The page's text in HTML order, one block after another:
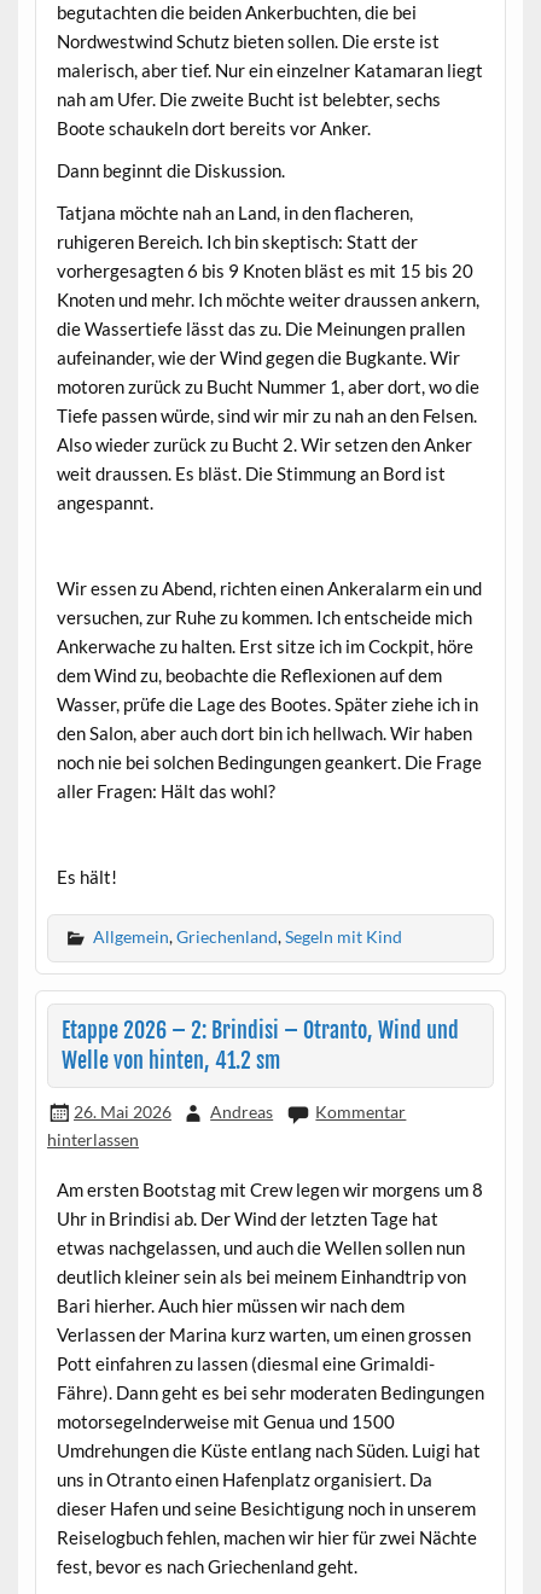
begutachten die beiden Ankerbuchten, die bei
Nordwestwind Schutz bieten sollen. Die erste ist
malerisch, aber tief. Nur ein einzelner Katamaran liegt
nah am Ufer. Die zweite Bucht ist belebter, sechs
Boote schaukeln dort bereits vor Anker.
Dann beginnt die Diskussion.
Tatjana möchte nah an Land, in den flacheren,
ruhigeren Bereich. Ich bin skeptisch: Statt der
vorhergesagten 6 bis 9 Knoten bläst es mit 15 bis 20
Knoten und mehr. Ich möchte weiter draussen ankern,
die Wassertiefe lässt das zu. Die Meinungen prallen
aufeinander, wie der Wind gegen die Bugkante. Wir
motoren zurück zu Bucht Nummer 1, aber dort, wo die
Tiefe passen würde, sind wir mir zu nah an den Felsen.
Also wieder zurück zu Bucht 2. Wir setzen den Anker
weit draussen. Es bläst. Die Stimmung an Bord ist
angespannt.
Wir essen zu Abend, richten einen Ankeralarm ein und
versuchen, zur Ruhe zu kommen. Ich entscheide mich
Ankerwache zu halten. Erst sitze ich im Cockpit, höre
dem Wind zu, beobachte die Reflexionen auf dem
Wasser, prüfe die Lage des Bootes. Später ziehe ich in
den Salon, aber auch dort bin ich hellwach. Wir haben
noch nie bei solchen Bedingungen geankert. Die Frage
aller Fragen: Hält das wohl?
Es hält!
Allgemein,Griechenland,Segeln mit Kind
Etappe 2026 – 2: Brindisi – Otranto, Wind und
Welle von hinten, 41.2 sm
26. Mai 2026 Andreas
Kommentar
hinterlassen
Am ersten Bootstag mit Crew legen wir morgens um 8
Uhr in Brindisi ab. Der Wind der letzten Tage hat
etwas nachgelassen, und auch die Wellen sollen nun
deutlich kleiner sein als bei meinem Einhandtrip von
Bari hierher. Auch hier müssen wir nach dem
Verlassen der Marina kurz warten, um einen grossen
Pott einfahren zu lassen (diesmal eine Grimaldi-
Fähre). Dann geht es bei sehr moderaten Bedingungen
motorsegelnderweise mit Genua und 1500
Umdrehungen die Küste entlang nach Süden. Luigi hat
uns in Otranto einen Hafenplatz organisiert. Da
dieser Hafen und seine Besichtigung noch in unserem
Reiselogbuch fehlen, machen wir hier für zwei Nächte
fest, bevor es nach Griechenland geht.